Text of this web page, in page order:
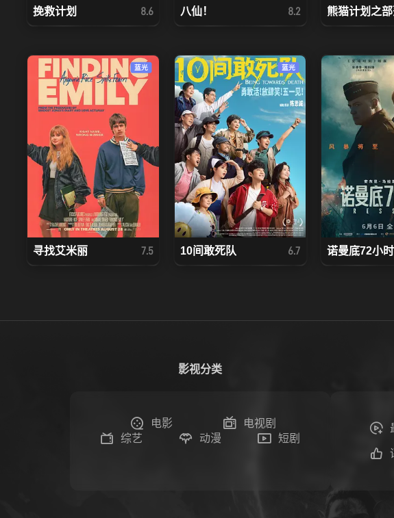
挽救计划 8.6 八仙！ 8.2 熊猫计划之
蓝光
寻找艾米丽 7.5
蓝光
10间敢死队 6.7 诺曼底72小时
影视分类
电影
电视剧
综艺
动漫 短剧